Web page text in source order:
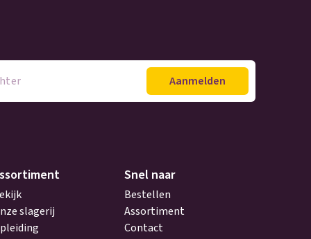
slagerij
Snel naar
Bestellen
Assortiment
Contact